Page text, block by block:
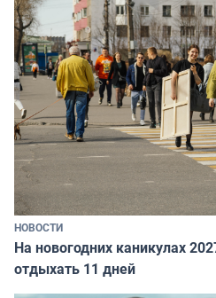
НОВОСТИ
На новогодних каникулах
отдыхать 11 дней